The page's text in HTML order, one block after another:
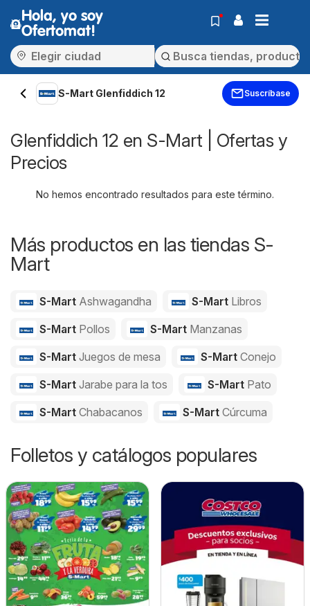
Hola, yo soy
Ofertomat!
S-Mart Glenfiddich 12 Suscríbase
Glenfiddich 12 en S-Mart | Ofertas y
Precios
No hemos encontrado resultados para este término.
Más productos en las tiendas S-
Mart
S-Mart Ashwagandha S-Mart Libros
S-Mart Pollos S-Mart Manzanas
S-Mart Juegos de mesa S-Mart Conejo
S-Mart Jarabe para la tos S-Mart Pato
S-Mart Chabacanos S-Mart Cúrcuma
Folletos y catálogos populares